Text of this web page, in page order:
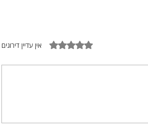
דירוג של 0 מתוך 5 כוכבים אין עדיין דירוגים